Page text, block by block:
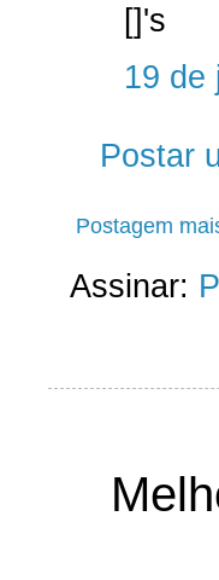
[]'s
19 de
Postar
Postagem
Assinar: